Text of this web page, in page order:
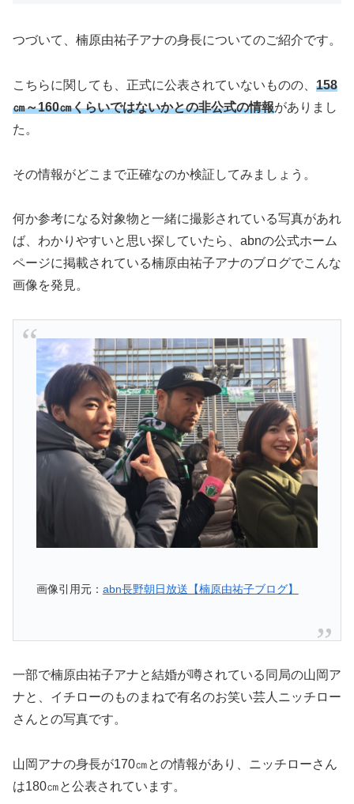
つづいて、楠原由祐子アナの身長についてのご紹介です。
こちらに関しても、正式に公表されていないものの、 158
㎝～160㎝くらいではないかとの非公式の情報がありまし
た。
その情報がどこまで正確なのか検証してみましょう。
何か参考になる対象物と一緒に撮影されている写真があれ
ば、わかりやすいと思い探していたら、abnの公式ホーム
ページに掲載されている楠原由祐子アナのブログでこんな
画像を発見。
画像引用元： abn長野朝日放送【楠原由祐子ブログ】
一部で楠原由祐子アナと結婚が噂されている同局の山岡ア
ナと、イチローのものまねで有名のお笑い芸人ニッチロー
さんとの写真です。
山岡アナの身長が170㎝との情報があり、ニッチローさん
は180㎝と公表されています。